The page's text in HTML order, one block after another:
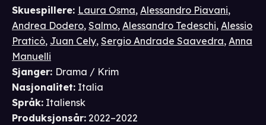
Skuespillere: Laura Osma, Alessandro Piavani,
Andrea Dodero, Salmo, Alessandro Tedeschi, Alessio
Praticò, Juan Cely, Sergio Andrade Saavedra, Anna
Manuelli
Sjanger: Drama / Krim
Nasjonalitet: Italia
Språk: Italiensk
Produksjonsår: 2022–2022